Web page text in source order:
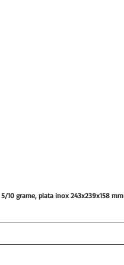
10 grame, plata inox 243x239x158 mm